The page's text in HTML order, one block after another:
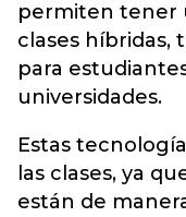
permiten tener
clases híbridas,
para
universidades.
Estas
las clases, ya
están de